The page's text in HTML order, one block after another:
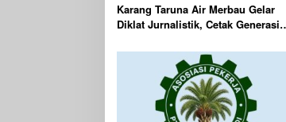
Karang Taruna Air Merbau Gelar
Diklat Jurnalistik, Cetak Generasi